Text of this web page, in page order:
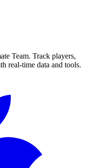
Team. Track players,
real-time data and tools.